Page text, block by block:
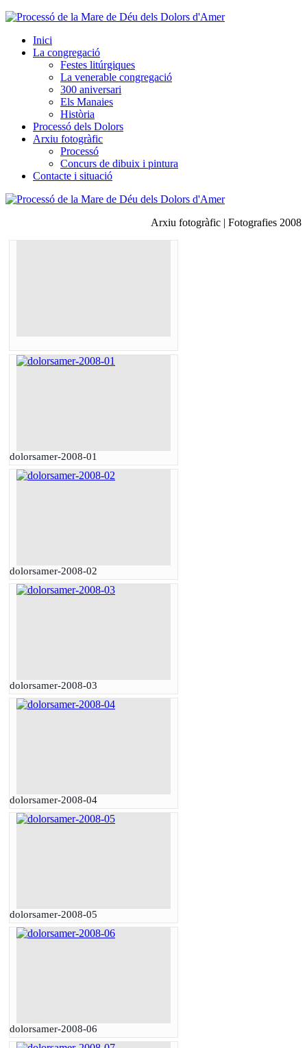
Inici
La congregació
Festes litúrgiques
La venerable congregació
300 aniversari
Els Manaies
Història
Processó dels Dolors
Arxiu fotogràfic
Processó
Concurs de dibuix i pintura
Contacte i situació
Arxiu fotogràfic | Fotografies 2008
dolorsamer-2008-01
dolorsamer-2008-02
dolorsamer-2008-03
dolorsamer-2008-04
dolorsamer-2008-05
dolorsamer-2008-06